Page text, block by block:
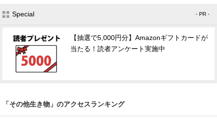
Special - PR -
【抽選で5,000円分】Amazonギフトカードが
当たる！読者アンケート実施中
「その他生き物」のアクセスランキング